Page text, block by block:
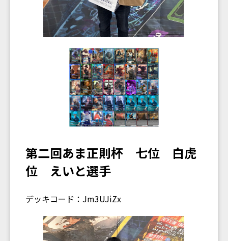
第二回あま正則杯 七位 白虎
位 えいと選手
デッキコード：Jm3UJiZx